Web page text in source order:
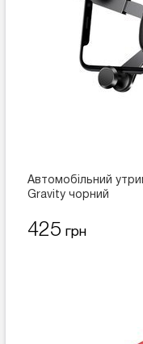
Автомобільний
Gravity чорний
425 грн